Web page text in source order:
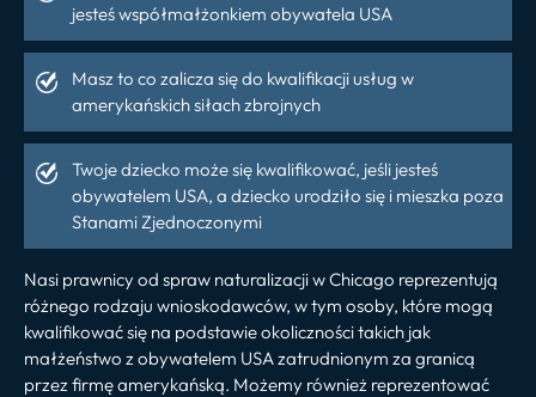
jesteś współmałżonkiem obywatela USA
Masz to co zalicza się do kwalifikacji usług w
amerykańskich siłach zbrojnych
Twoje dziecko może się kwalifikować, jeśli jesteś
obywatelem USA, a dziecko urodziło się i mieszka poza
Stanami Zjednoczonymi
Nasi prawnicy od spraw naturalizacji w Chicago reprezentują
różnego rodzaju wnioskodawców, w tym osoby, które mogą
kwalifikować się na podstawie okoliczności takich jak
małżeństwo z obywatelem USA zatrudnionym za granicą
przez firmę amerykańską. Możemy również reprezentować